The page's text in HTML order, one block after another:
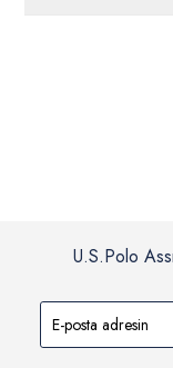
U.S.Polo